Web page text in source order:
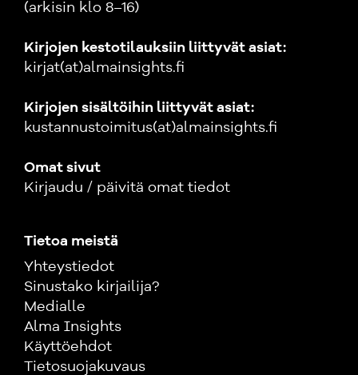
(arkisin klo 8–16)
Kirjojen kestotilauksiin liittyvät asiat:
kirjat(at)almainsights.fi
Kirjojen sisältöihin liittyvät asiat:
kustannustoimitus(at)almainsights.fi
Omat sivut
Kirjaudu / päivitä omat tiedot
Tietoa meistä
Yhteystiedot
Sinustako kirjailija?
Medialle
Alma Insights
Käyttöehdot
Tietosuojakuvaus